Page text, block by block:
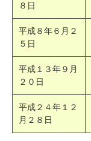
８日
平成８年６月２
５日
平成１３年９月
２０日
平成２４年１２
月２８日